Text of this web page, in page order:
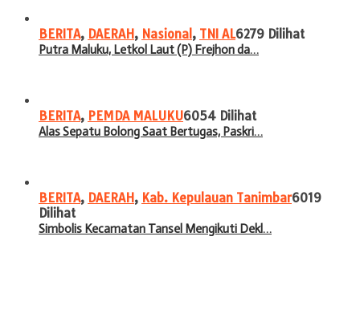
BERITA, DAERAH, Nasional , TNI AL6279 Dilihat
Putra Maluku, Letkol Laut (P) Frejhon da…
BERITA, PEMDA MALUKU6054 Dilihat
Alas Sepatu Bolong Saat Bertugas, Paskri…
BERITA, DAERAH, Kab. Kepulauan Tanimbar6019
Dilihat
Simbolis Kecamatan Tansel Mengikuti Dekl…